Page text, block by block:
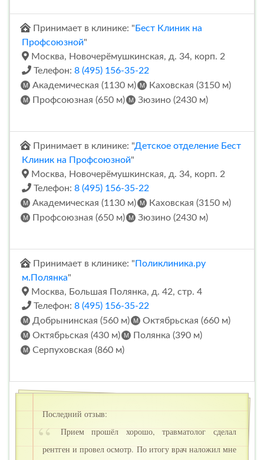
Принимает в клинике: " Бест Клиник на
Профсоюзной"
Москва, Новочерёмушкинская, д. 34, корп. 2
Телефон: 8 (495) 156-35-22
Академическая (1130 м)
Каховская (3150 м)
Профсоюзная (650 м)
Зюзино (2430 м)
Принимает в клинике: "Детское отделение Бест
Клиник на Профсоюзной"
Москва, Новочерёмушкинская, д. 34, корп. 2
Телефон: 8 (495) 156-35-22
Академическая (1130 м)
Каховская (3150 м)
Профсоюзная (650 м)
Зюзино (2430 м)
Принимает в клинике: " Поликлиника.ру
м.Полянка"
Москва, Большая Полянка, д. 42, стр. 4
Телефон: 8 (495) 156-35-22
Добрынинская (560 м)
Октябрьская (660 м)
Октябрьская (430 м)
Полянка (390 м)
Серпуховская (860 м)
Последний отзыв:
Прием прошёл хорошо, травматолог сделал
рентген и провел осмотр. По итогу врач наложил мне